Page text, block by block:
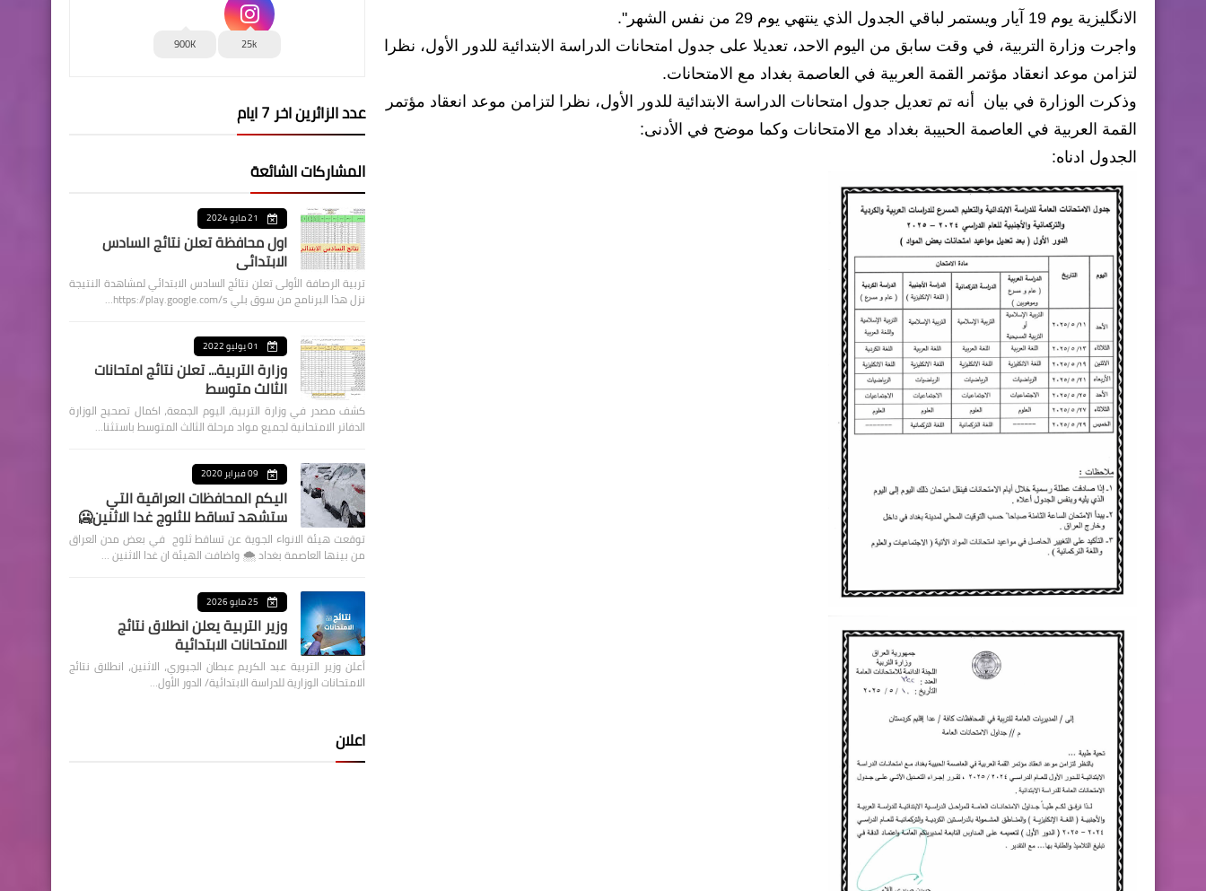
الانگليزية يوم 19 آيار ويستمر لباقي الجدول الذي ينتهي يوم 29 من نفس الشهر".
واجرت وزارة التربية، في وقت سابق من اليوم الاحد، تعديلا على جدول امتحانات الدراسة الابتدائية للدور الأول، نظرا
لتزامن موعد انعقاد مؤتمر القمة العربية في العاصمة بغداد مع الامتحانات.
وذكرت الوزارة في بيان أنه تم تعديل جدول امتحانات الدراسة الابتدائية للدور الأول، نظرا لتزامن موعد انعقاد مؤتمر
القمة العربية في العاصمة الحبيبة بغداد مع الامتحانات وكما موضح في الأدنى:
الجدول ادناه:
25k
900K
عدد الزائرين اخر 7 ايام
المشاركات الشائعة
21 مايو 2024
اول محافظة تعلن نتائج السادس
الابتدائي
تربية الرصافة الأولى تعلن نتائج السادس الابتدائي لمشاهدة النتيجة
نزل هذا البرنامج من سوق بلي https://play.google.com/s…
01 يوليو 2022
وزارة التربية... تعلن نتائج امتحانات
الثالث متوسط
كشف مصدر في وزارة التربية، اليوم الجمعة، اكمال تصحيح الوزارة
الدفاتر الامتحانية لجميع مواد مرحلة الثالث المتوسط باستثنا…
09 فبراير 2020
اليكم المحافظات العراقية التي
ستشهد تساقط للثلوج غدا الاثنين🥶
توقعت هيئة الانواء الجوية عن تساقط ثلوج في بعض مدن العراق
من بينها العاصمة بغداد ⁦🌨️⁩ واضافت الهيئة ان غدا الاثنين …
25 مايو 2026
وزير التربية يعلن انطلاق نتائج
الامتحانات الابتدائية
أعلن وزير التربية عبد الكريم عبطان الجبوري، الاثنين، انطلاق نتائج
الامتحانات الوزارية للدراسة الابتدائية/ الدور الأول…
اعلان